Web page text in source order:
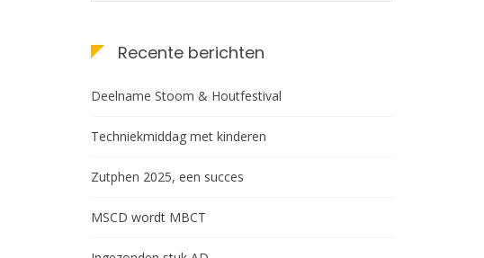
Recente berichten
Deelname Stoom & Houtfestival
Techniekmiddag met kinderen
Zutphen 2025, een succes
MSCD wordt MBCT